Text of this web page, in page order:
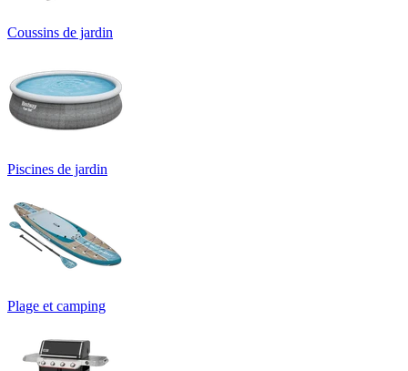
Coussins de jardin
Piscines de jardin
Plage et camping